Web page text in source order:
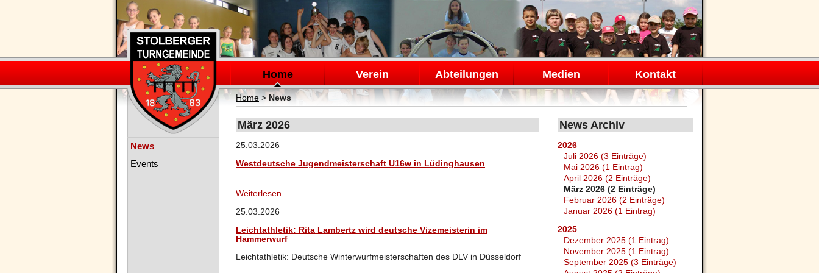
Navigation
überspringen
Home Verein Abteilungen Medien Kontakt
Home> News
März 2026
25.03.2026
Westdeutsche Jugendmeisterschaft U16w in Lüdinghausen
Weiterlesen …
Lüdinghausen
25.03.2026
Leichtathletik: Rita Lambertz wird deutsche Vizemeisterin im
Hammerwurf
Leichtathletik: Deutsche Winterwurfmeisterschaften des DLV in Düsseldorf
Navigation
News
Events
News Archiv
2026
Juli 2026 (3 Einträge)
Mai 2026 (1 Eintrag)
April 2026 (2 Einträge)
März 2026 (2 Einträge)
Februar 2026 (2 Einträge)
Januar 2026 (1 Eintrag)
2025
Dezember 2025 (1 Eintrag)
November 2025 (1 Eintrag)
September 2025 (3 Einträge)